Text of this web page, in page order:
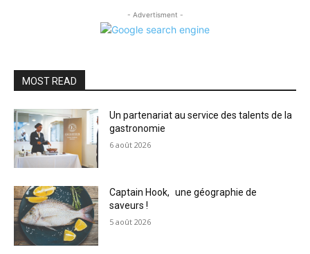
- Advertisment -
MOST READ
Un partenariat au service des talents de la
gastronomie
6 août 2026
Captain Hook, une géographie de
saveurs !
5 août 2026